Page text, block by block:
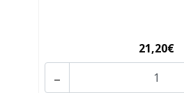
21,20€
-